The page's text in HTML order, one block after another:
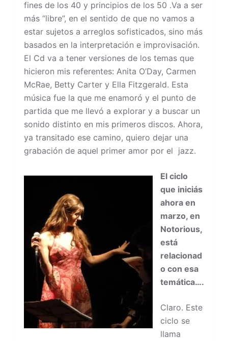
fines de los 40 y principios de los 50 .Va a ser
más “libre”, en el sentido de que no vamos a
estar sujetos a arreglos sofisticados, sino más
basados en la interpretación e improvisación.
El Cd va a tener versiones de los temas que
hicieron mis referentes: Anita O’Day, Carmen
McRae, Betty Carter y Ella Fitzgerald. Esta
música fue la que me enamoró y el punto de
partida que me llevó a explorar y a buscar un
sonido distinto en mis primeros discos. Ahora,
ya transitado ese camino, quiero dejar una
grabación de aquel primer amor por el jazz.
El ciclo
que iniciás
ahora en
marzo, en
Notorious,
está
relacionad
o con esa
temática….
Claro. Este
ciclo se
llama